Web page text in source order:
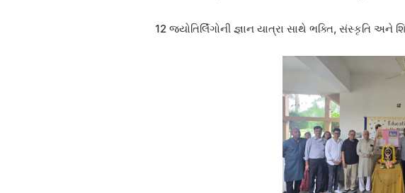
12 જ્યોતિર્લિંગોની જ્ઞાન યાત્રા સાથે ભક્તિ, સંસ્કૃતિ